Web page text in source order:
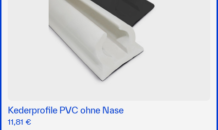
Kederprofile PVC ohne Nase
11,81 €